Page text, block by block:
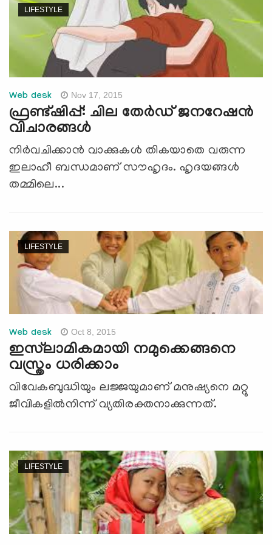
LIFESTYLE
Web desk Nov 17, 2015
ഫ്രണ്ട്ഷിപ്പ്: ചില തേര്‍ഡ് ജനറേഷന്‍
വിചാരങ്ങള്‍
നിര്‍വചിക്കാന്‍ വാക്കുകള്‍ തികയാതെ വരുന്ന
ഇലാഹീ ബന്ധമാണ് സൗഹൃദം. ഹൃദയങ്ങള്‍
തമ്മിലെ...
LIFESTYLE
Web desk Oct 8, 2015
ഇസ്‌ലാമികമായി നമുക്കെങ്ങനെ
വസ്ത്രം ധരിക്കാം
വിവേകബുദ്ധിയും ലജ്ജയുമാണ് മനുഷ്യനെ മറ്റു
ജീവികളില്‍നിന്ന് വ്യതിരക്തനാക്കുന്നത്.
LIFESTYLE